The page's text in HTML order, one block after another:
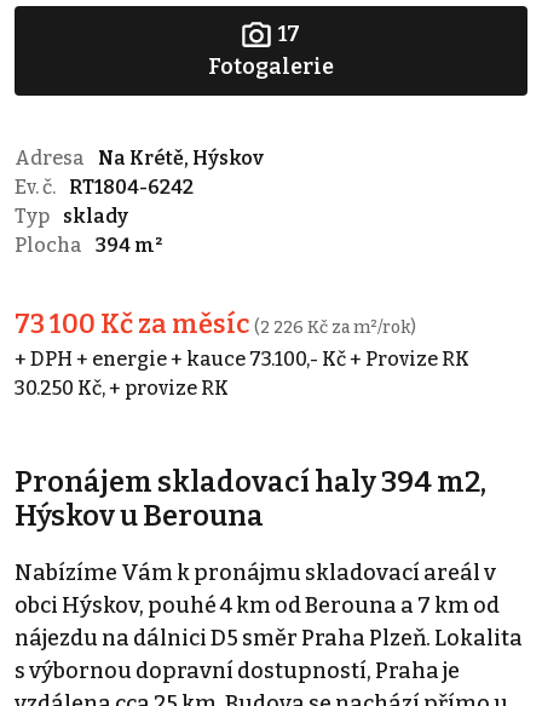
17
Fotogalerie
Adresa
Na Krétě, Hýskov
Ev. č.
RT1804-6242
Typ
sklady
Plocha
394 m²
73 100 Kč za měsíc (2 226 Kč za m²/rok)
+ DPH + energie + kauce 73.100,- Kč + Provize RK
30.250 Kč, + provize RK
Pronájem skladovací haly 394 m2,
Hýskov u Berouna
Nabízíme Vám k pronájmu skladovací areál v
obci Hýskov, pouhé 4 km od Berouna a 7 km od
nájezdu na dálnici D5 směr Praha Plzeň. Lokalita
s výbornou dopravní dostupností, Praha je